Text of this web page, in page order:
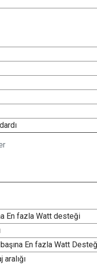
En fazla Watt desteği
En fazla Watt